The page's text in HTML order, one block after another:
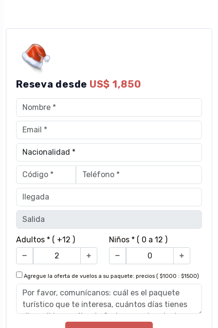
Reseva desde US$ 1,850
Adultos * ( +12 ) Niños * ( 0 a 12 )
Agregue la oferta de vuelos a su paquete: precios ( $1000 : $1500)